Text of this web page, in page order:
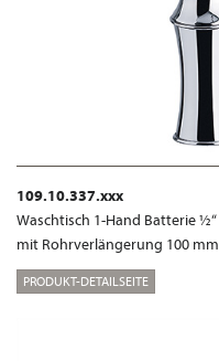
109.10.337.xxx
Waschtisch 1-Hand Batterie ½“
mit Rohrverlängerung 100 mm
PRODUKT-DETAILSEITE